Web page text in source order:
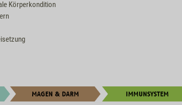
Körperkondition